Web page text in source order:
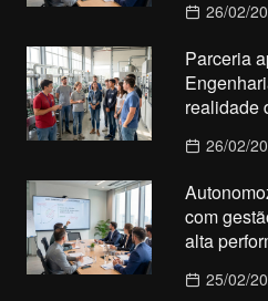
26/02/
Parceria
realidade
26/02/
com
alta
25/02/